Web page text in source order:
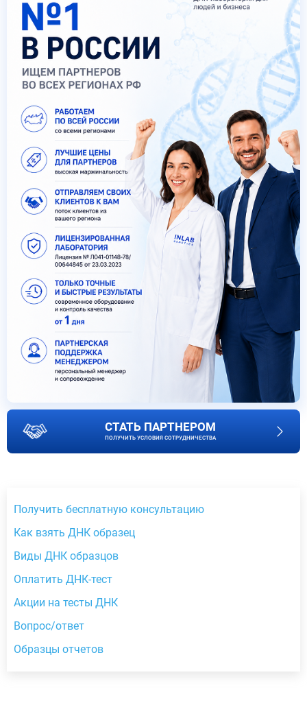
СТАТЬ ПАРТНЕРОМ
ПОЛУЧИТЬ УСЛОВИЯ СОТРУДНИЧЕСТВА
Получить бесплатную консультацию
Как взять ДНК образец
Виды ДНК образцов
Оплатить ДНК-тест
Акции на тесты ДНК
Вопрос/ответ
Образцы отчетов